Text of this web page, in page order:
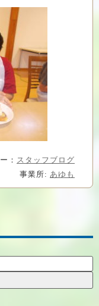
ー： スタッフブログ
事業所: あゆも